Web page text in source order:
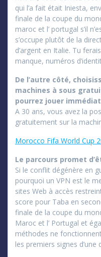
qui l’a fait était Iniesta,
finale de la coupe du
maroc et l’ portugal s’il
s’occupe plutôt de la
d’argent en Italie. Tu
manque, numéros
De l’autre côté,
machines à sous
pourrez jouer
A 30 ans, vous avez la
gratuitement sur la
Morocco Fifa World Cup
Le parcours promet
Si le conflit dégénère en
pourquoi un VPN est le
sites Web à accès
score pour Taba en
finale de la coupe du
Maroc et l’ Portugal et
méthodes ne
les premiers signes d’une